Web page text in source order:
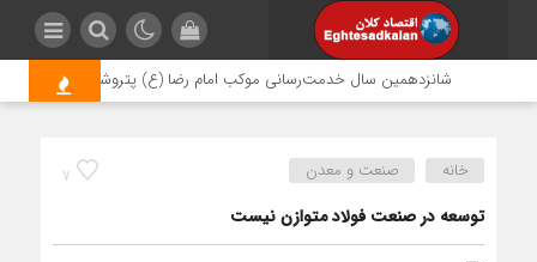
شانزدهمین سال خدمت‌رسانی موکب امام رضا (ع) پتروشیمی اروند؛ روایتی از
7 خانه صنعت و معدن
توسعه در صنعت فولاد متوازن نیست